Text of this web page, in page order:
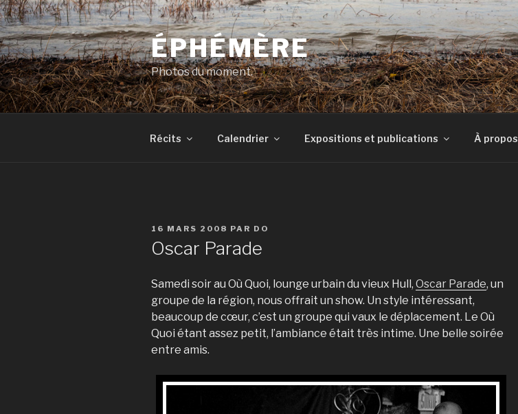
Aller
au
contenu
principal
ÉPHÉMÈRE
Photos du moment.
Récits Calendrier Expositions et publications À propos
PUBLIÉ
16 MARS 2008 PAR DO
Oscar Parade
Samedi soir au Où Quoi, lounge urbain du vieux Hull, Oscar Parade, un
groupe de la région, nous offrait un show. Un style intéressant,
beaucoup de cœur, c’est un groupe qui vaux le déplacement. Le Où
Quoi étant assez petit, l’ambiance était très intime. Une belle soirée
entre amis.